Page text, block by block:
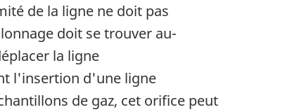
de la ligne ne doit pas
doit se trouver au-
la ligne
l'insertion d'une ligne
de gaz, cet orifice peut